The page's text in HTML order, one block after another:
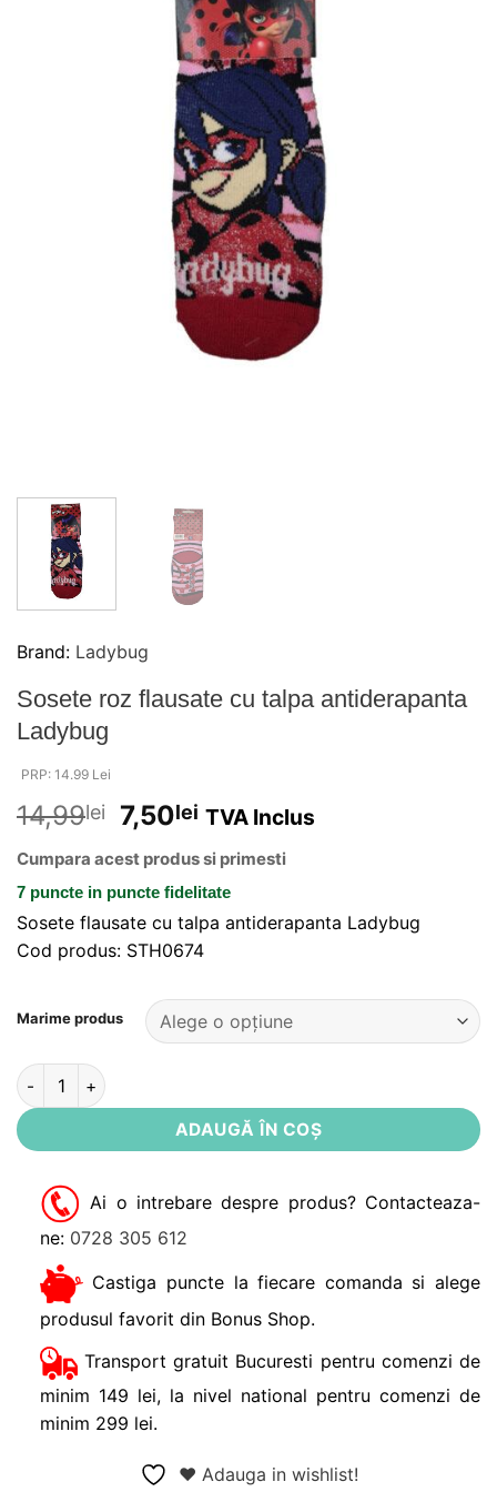
Brand: Ladybug
Sosete roz flausate cu talpa antiderapanta
Ladybug
PRP: 14.99 Lei
14,99lei 7,50lei TVA Inclus
Cumpara acest produs si primesti
7 puncte in puncte fidelitate
Sosete flausate cu talpa antiderapanta Ladybug
Cod produs: STH0674
Marime produs
Cantitate Sosete roz flausate cu talpa antiderapanta Ladybug
ADAUGĂ ÎN COȘ
Ai o intrebare despre produs? Contacteaza-
ne: 0728 305 612
Castiga puncte la fiecare comanda si alege
produsul favorit din Bonus Shop.
Transport gratuit Bucuresti pentru comenzi de
minim 149 lei, la nivel national pentru comenzi de
minim 299 lei.
❤ Adauga in wishlist!